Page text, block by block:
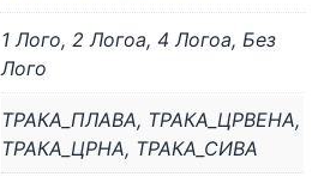
1 Лого, 2 Логоa, 4 Логоa, Без
Лого
ТРАКА_ПЛАВА, ТРАКА_ЦРВЕНА,
ТРАКА_ЦРНА, ТРАКА_СИВА